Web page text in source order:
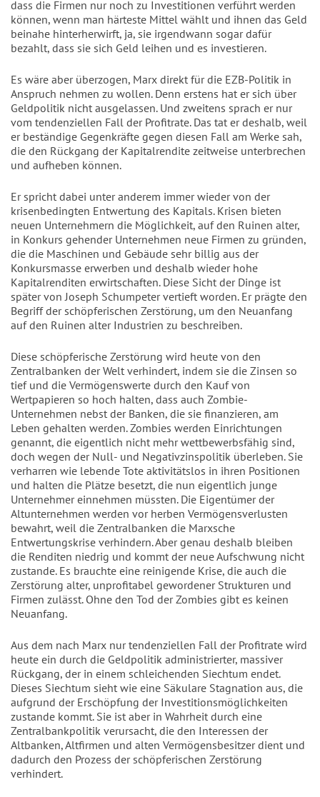
dass die Firmen nur noch zu Investitionen verführt werden
können, wenn man härteste Mittel wählt und ihnen das Geld
beinahe hinterherwirft, ja, sie irgendwann sogar dafür
bezahlt, dass sie sich Geld leihen und es investieren.
Es wäre aber überzogen, Marx direkt für die EZB-Politik in
Anspruch nehmen zu wollen. Denn erstens hat er sich über
Geldpolitik nicht ausgelassen. Und zweitens sprach er nur
vom tendenziellen Fall der Profitrate. Das tat er deshalb, weil
er beständige Gegenkräfte gegen diesen Fall am Werke sah,
die den Rückgang der Kapitalrendite zeitweise unterbrechen
und aufheben können.
Er spricht dabei unter anderem immer wieder von der
krisenbedingten Entwertung des Kapitals. Krisen bieten
neuen Unternehmern die Möglichkeit, auf den Ruinen alter,
in Konkurs gehender Unternehmen neue Firmen zu gründen,
die die Maschinen und Gebäude sehr billig aus der
Konkursmasse erwerben und deshalb wieder hohe
Kapitalrenditen erwirtschaften. Diese Sicht der Dinge ist
später von Joseph Schumpeter vertieft worden. Er prägte den
Begriff der schöpferischen Zerstörung, um den Neuanfang
auf den Ruinen alter Industrien zu beschreiben.
Diese schöpferische Zerstörung wird heute von den
Zentralbanken der Welt verhindert, indem sie die Zinsen so
tief und die Vermögenswerte durch den Kauf von
Wertpapieren so hoch halten, dass auch Zombie-
Unternehmen nebst der Banken, die sie finanzieren, am
Leben gehalten werden. Zombies werden Einrichtungen
genannt, die eigentlich nicht mehr wettbewerbsfähig sind,
doch wegen der Null- und Negativzinspolitik überleben. Sie
verharren wie lebende Tote aktivitätslos in ihren Positionen
und halten die Plätze besetzt, die nun eigentlich junge
Unternehmer einnehmen müssten. Die Eigentümer der
Altunternehmen werden vor herben Vermögensverlusten
bewahrt, weil die Zentralbanken die Marxsche
Entwertungskrise verhindern. Aber genau deshalb bleiben
die Renditen niedrig und kommt der neue Aufschwung nicht
zustande. Es brauchte eine reinigende Krise, die auch die
Zerstörung alter, unprofitabel gewordener Strukturen und
Firmen zulässt. Ohne den Tod der Zombies gibt es keinen
Neuanfang.
Aus dem nach Marx nur tendenziellen Fall der Profitrate wird
heute ein durch die Geldpolitik administrierter, massiver
Rückgang, der in einem schleichenden Siechtum endet.
Dieses Siechtum sieht wie eine Säkulare Stagnation aus, die
aufgrund der Erschöpfung der Investitionsmöglichkeiten
zustande kommt. Sie ist aber in Wahrheit durch eine
Zentralbankpolitik verursacht, die den Interessen der
Altbanken, Altfirmen und alten Vermögensbesitzer dient und
dadurch den Prozess der schöpferischen Zerstörung
verhindert.